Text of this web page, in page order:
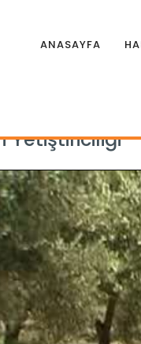
ANASAYFA
Yetiştiriciliği